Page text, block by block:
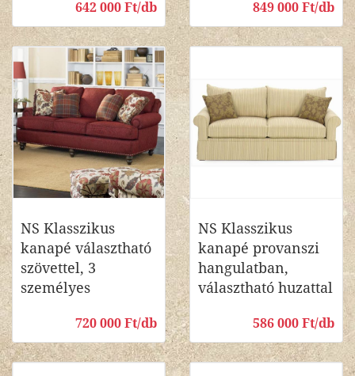
642 000 Ft/db 849 000 Ft/db
NS Klasszikus
kanapé választható
szövettel, 3
személyes
720 000 Ft/db
NS Klasszikus
kanapé provanszi
hangulatban,
választható huzattal
586 000 Ft/db